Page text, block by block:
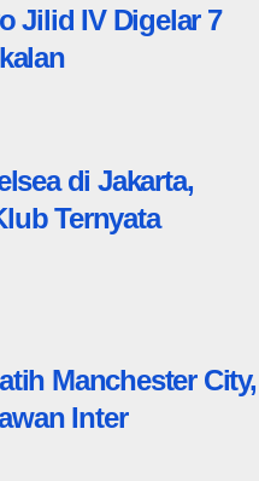
Jilid IV Digelar 7
di Jakarta,
Ternyata
Manchester City,
Inter